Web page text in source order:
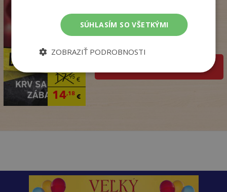
17,95€
14,18€
(Dominik Dán 42)
SÚHLASÍM SO VŠETKÝMI
ZOBRAZIŤ PODROBNOSTI